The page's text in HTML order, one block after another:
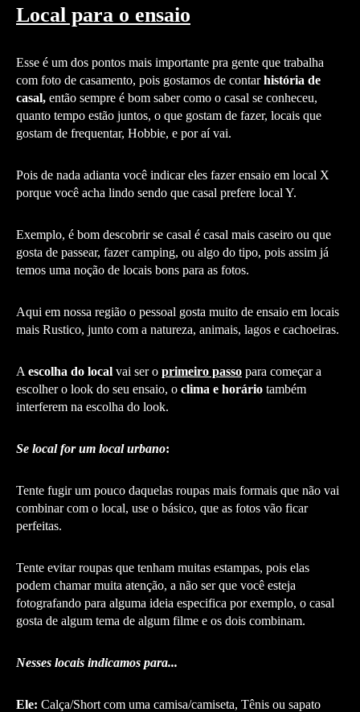
Local para o ensaio
Esse é um dos pontos mais importante pra gente que trabalha
com foto de casamento, pois gostamos de contarhistória de
casal, então sempre é bom saber como o casal se conheceu,
quanto tempo estão juntos, o que gostam de fazer, locais que
gostam de frequentar, Hobbie, e por aí vai.
Pois de nada adianta você indicar eles fazer ensaio em local X
porque você acha lindo sendo que casal prefere local Y.
Exemplo, é bom descobrir se casal é casal mais caseiro ou que
gosta de passear, fazer camping, ou algo do tipo, pois assim já
temos uma noção de locais bons para as fotos.
Aqui em nossa região o pessoal gosta muito de ensaio em locais
mais Rustico, junto com a natureza, animais, lagos e cachoeiras.
A escolha do local vai ser o primeiro passo para começar a
escolher o look do seu ensaio, o clima e horário também
interferem na escolha do look.
Se local for um local urbano:
Tente fugir um pouco daquelas roupas mais formais que não vai
combinar com o local, use o básico, que as fotos vão ficar
perfeitas.
Tente evitar roupas que tenham muitas estampas, pois elas
podem chamar muita atenção, a não ser que você esteja
fotografando para alguma ideia especifica por exemplo, o casal
gosta de algum tema de algum filme e os dois combinam.
Nesses locais indicamos para...
Ele: Calça/Short com uma camisa/camiseta, Tênis ou sapato